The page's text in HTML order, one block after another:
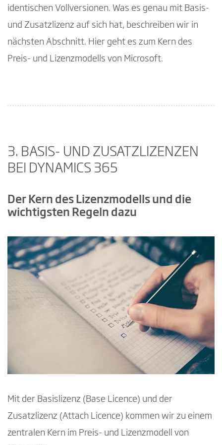
identischen Vollversionen. Was es genau mit Basis-
und Zusatzlizenz auf sich hat, beschreiben wir in
nächsten Abschnitt. Hier geht es zum Kern des
Preis- und Lizenzmodells von Microsoft.
3. BASIS- UND ZUSATZLIZENZEN
BEI DYNAMICS 365
Der Kern des Lizenzmodells und die
wichtigsten Regeln dazu
Mit der Basislizenz (Base Licence) und der
Zusatzlizenz (Attach Licence) kommen wir zu einem
zentralen Kern im Preis- und Lizenzmodell von